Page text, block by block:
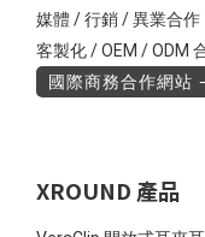
媒體 / 行銷 / 異業合
客製化 / OEM / ODM
國際商務合作網站
XROUND 產品